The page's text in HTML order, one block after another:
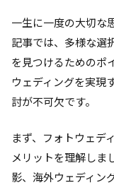
一生に一度の大切な
記事では、多様な選
を見つけるためのポ
ウェディングを実現
討が不可欠です。
まず、フォトウェデ
メリットを理解しま
影、海外ウェディン